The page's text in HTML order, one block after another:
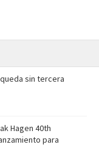
sin tercera
Hagen 40th
para